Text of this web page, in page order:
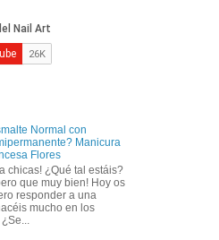
Normal con
Manicura
Flores
chicas! ¿Qué tal estáis?
que muy bien! Hoy os
responder a una
mucho en los